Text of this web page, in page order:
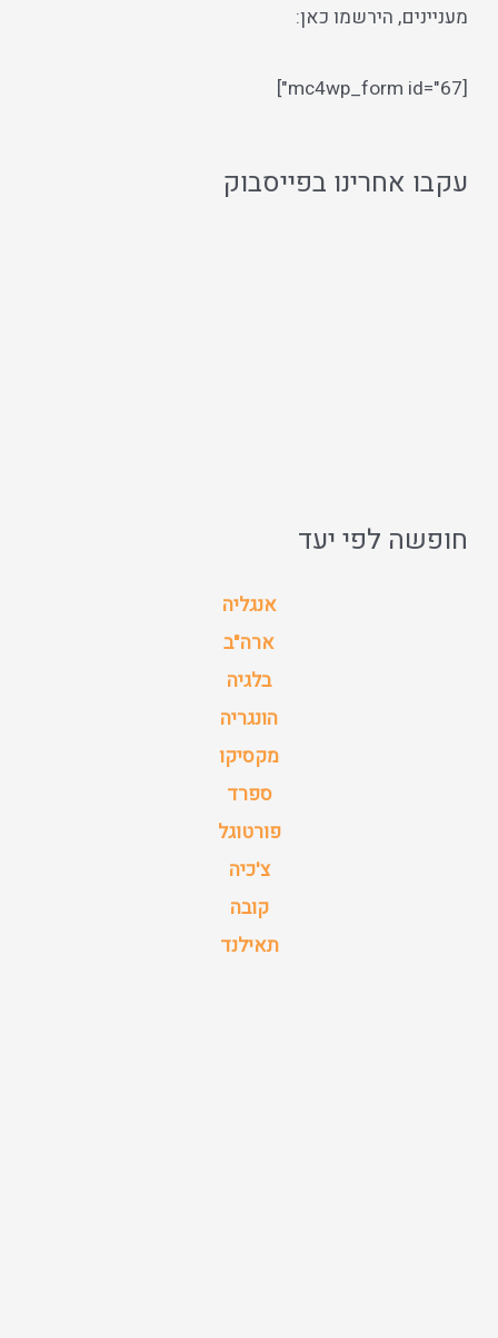
מעניינים, הירשמו כאן:
[mc4wp_form id="67"]
עקבו אחרינו בפייסבוק
חופשה לפי יעד
אנגליה
ארה"ב
בלגיה
הונגריה
מקסיקו
ספרד
פורטוגל
צ'כיה
קובה
תאילנד